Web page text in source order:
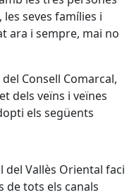
seves famílies i
ara i sempre, mai no
Consell Comarcal,
dels veïns i veïnes
els següents
del Vallès Oriental faci
de tots els canals